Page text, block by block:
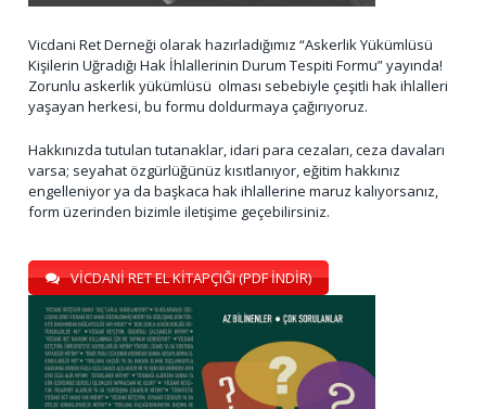
Vicdani Ret Derneği olarak hazırladığımız “Askerlik Yükümlüsü
Kişilerin Uğradığı Hak İhlallerinin Durum Tespiti Formu” yayında!
Zorunlu askerlik yükümlüsü olması sebebiyle çeşitli hak ihlalleri
yaşayan herkesi, bu formu doldurmaya çağırıyoruz.
Hakkınızda tutulan tutanaklar, idari para cezaları, ceza davaları
varsa; seyahat özgürlüğünüz kısıtlanıyor, eğitim hakkınız
engelleniyor ya da başkaca hak ihlallerine maruz kalıyorsanız,
form üzerinden bizimle iletişime geçebilirsiniz.
VİCDANİ RET EL KİTAPÇIĞI (PDF İNDİR)